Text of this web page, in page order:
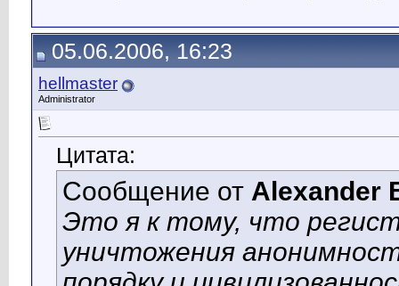
05.06.2006, 16:23
hellmaster
Administrator
Цитата:
Сообщение от Alexander
Это я к тому, что
уничтожения